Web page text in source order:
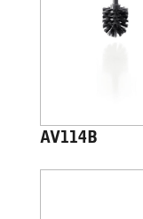
AV114B